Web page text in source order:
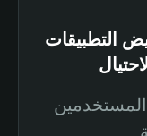
التطبيقات